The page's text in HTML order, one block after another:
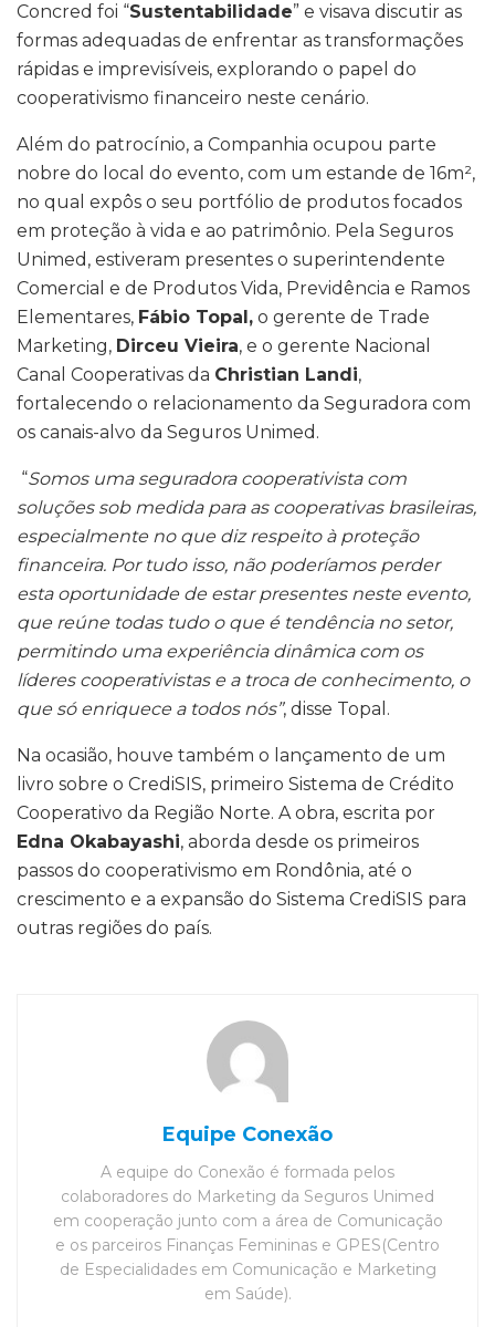
Concred foi “Sustentabilidade” e visava discutir as
formas adequadas de enfrentar as transformações
rápidas e imprevisíveis, explorando o papel do
cooperativismo financeiro neste cenário.
Além do patrocínio, a Companhia ocupou parte
nobre do local do evento, com um estande de 16m²,
no qual expôs o seu portfólio de produtos focados
em proteção à vida e ao patrimônio. Pela Seguros
Unimed, estiveram presentes o superintendente
Comercial e de Produtos Vida, Previdência e Ramos
Elementares, Fábio Topal, o gerente de Trade
Marketing, Dirceu Vieira, e o gerente Nacional
Canal Cooperativas da Christian Landi,
fortalecendo o relacionamento da Seguradora com
os canais-alvo da Seguros Unimed.
“Somos uma seguradora cooperativista com
soluções sob medida para as cooperativas brasileiras,
especialmente no que diz respeito à proteção
financeira. Por tudo isso, não poderíamos perder
esta oportunidade de estar presentes neste evento,
que reúne todas tudo o que é tendência no setor,
permitindo uma experiência dinâmica com os
líderes cooperativistas e a troca de conhecimento, o
que só enriquece a todos nós”, disse Topal.
Na ocasião, houve também o lançamento de um
livro sobre o CrediSIS, primeiro Sistema de Crédito
Cooperativo da Região Norte. A obra, escrita por
Edna Okabayashi, aborda desde os primeiros
passos do cooperativismo em Rondônia, até o
crescimento e a expansão do Sistema CrediSIS para
outras regiões do país.
Equipe Conexão
A equipe do Conexão é formada pelos
colaboradores do Marketing da Seguros Unimed
em cooperação junto com a área de Comunicação
e os parceiros Finanças Femininas e GPES(Centro
de Especialidades em Comunicação e Marketing
em Saúde).